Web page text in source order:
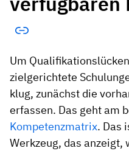
Um
zielgerichtete
klug, zunächst die
erfassen. Das geht am
Kompetenzmatrix. Das
Werkzeug, das